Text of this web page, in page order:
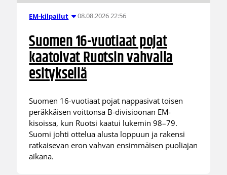
EM-kilpailut 08.08.2026 22:56
Suomen 16-vuotiaat pojat
kaatoivat Ruotsin vahvalla
esityksellä
Suomen 16-vuotiaat pojat nappasivat toisen
peräkkäisen voittonsa B-divisioonan EM-
kisoissa, kun Ruotsi kaatui lukemin 98–79.
Suomi johti ottelua alusta loppuun ja rakensi
ratkaisevan eron vahvan ensimmäisen puoliajan
aikana.